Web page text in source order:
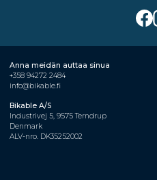
Anna meidän auttaa sinua
+358 94272 2484
info@bikable.fi
Bikable A/S
Industrivej 5, 9575 Terndrup
Denmark
ALV-nro. DK35252002